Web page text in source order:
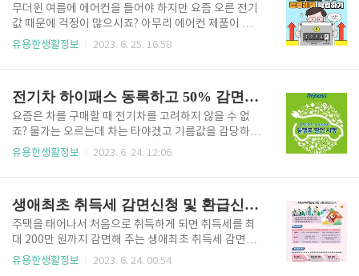
(토)~07.10(월) 18:00~23:00 운영장소 강릉대도호부
관아(사적388호) 내용 역사문화시설 개방 및 전시‧체
험‧공연 프로그램 운영 등 8가지 테마와 함께하는 강
릉문화재야행 야사(夜史):역사를 만나다 야설(夜說):전
路):거리의 공연..
무더윈 여름에 에어컨을 틀어야 하지만 요즘 오른 전기
값 때문에 걱정이 많으시죠? 아무리 에어컨 제품이 좋
다 그래도 전기세는 걱정되기 마련인데요. 오늘은 전기
청을 눌러주세요. 신청을 누르시면 로그인과 비로그인
이 있는데요 고객번호조회를 위해서라도 회원가입은
필수입니다. 선택사항 제외하고는 다작성해서 회원가
입을 진행해 주세요. 위와 같이 고객번호를 조회하세요.
조회하시면 아래에 주소 이름 등 정보들이 나와요. 만약
서 일괄로 관리할 경우..
유용한생활정보 2023. 6. 25. 16:58
전기차 하이패스 동록하고 50% 감면 받는 방법
요즘은 차를 구매할 때 전기차를 고려하지 않을 수 없
죠? 물가는 오르는데 차는 타야겠고 기름값을 감당하고
잦은 정비에 생각보다 많은 비용이 지출이 나가죠... 그
패스 등록하는 방법을 소개해드릴게요. 전가차 하이패
스 등록 전기차 하이패스 등록은 두 가지가 있어요. 하
이패스 단말기 장착 시 차 구입 시 옵션으로 룸미러를
선택하지 않고 개인적으로 하이패스 단말기를 구매하
셨다면 온온라인에서도 등록이 가능합니다.. 전기차/수
유용한생활정보 2023. 6. 24. 12:06
생애최초 취득세 감면신청 및 환급신청 방법
주택을 태어나서 처음으로 취득하게 되면 취득세를 최
대 200만 원까지 감면해 주는 생애최초 취득세 감면을
아시나요? 어떤 경우에 이 혜택을 받을 수 있는지 정리
유용한생활정보 2023. 6. 24. 00:54